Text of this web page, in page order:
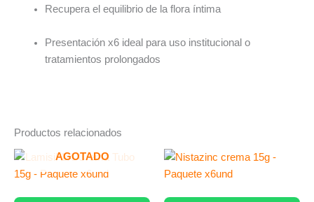
Recupera el equilibrio de la flora íntima
Presentación x6 ideal para uso institucional o
tratamientos prolongados
Productos relacionados
AGOTADO